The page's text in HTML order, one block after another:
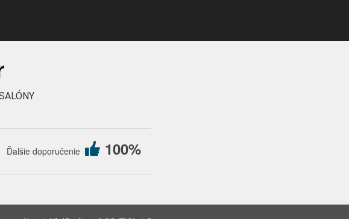
Ďalšie doporučenie 100%